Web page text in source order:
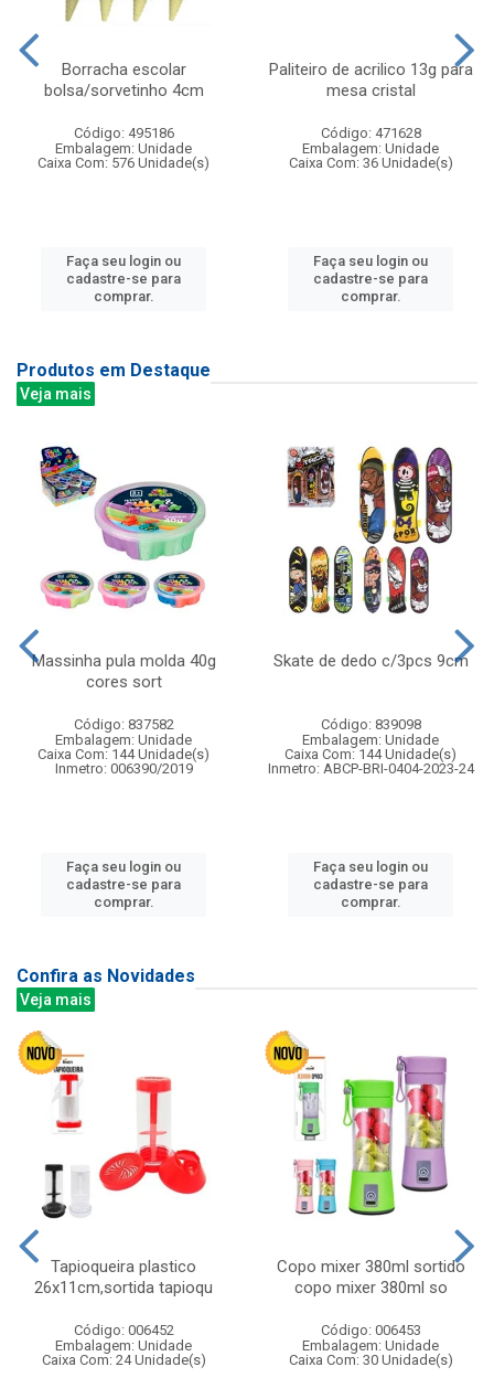
Borracha escolar
bolsa/sorvetinho 4cm
Código: 495186
Embalagem: Unidade
Caixa Com: 576 Unidade(s)
Faça seu login ou
cadastre-se para
comprar.
Paliteiro de acrilico 13g para
mesa cristal
Código: 471628
Embalagem: Unidade
Caixa Com: 36 Unidade(s)
Faça seu login ou
cadastre-se para
comprar.
Produtos em Destaque
Veja mais
Massinha pula molda 40g
cores sort
Código: 837582
Embalagem: Unidade
Caixa Com: 144 Unidade(s)
Inmetro: 006390/2019
Faça seu login ou
cadastre-se para
comprar.
Skate de dedo c/3pcs 9cm
Código: 839098
Embalagem: Unidade
Caixa Com: 144 Unidade(s)
Inmetro: ABCP-BRI-0404-2023-24
Faça seu login ou
cadastre-se para
comprar.
Confira as Novidades
Veja mais
Tapioqueira plastico
26x11cm,sortida tapioqu
Código: 006452
Embalagem: Unidade
Caixa Com: 24 Unidade(s)
Copo mixer 380ml sortido
copo mixer 380ml so
Código: 006453
Embalagem: Unidade
Caixa Com: 30 Unidade(s)